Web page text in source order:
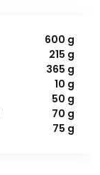
600 g
215 g
365 g
10 g
50 g
70 g
75 g